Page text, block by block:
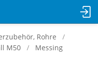
Rohre
M50 Messing